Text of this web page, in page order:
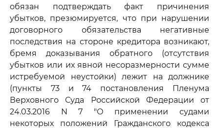
обязан подтверждать факт причинения
убытков, презюмируется, что при нарушении
договорного обязательства негативные
последствия на стороне кредитора возникают,
бремя доказывания обратного (отсутствия
убытков или их явной несоразмерности сумме
истребуемой неустойки) лежит на должнике
(пункты 73 и 74 постановления Пленума
Верховного Суда Российской Федерации от
24.03.2016 N 7 "О применении судами
некоторых положений Гражданского кодекса